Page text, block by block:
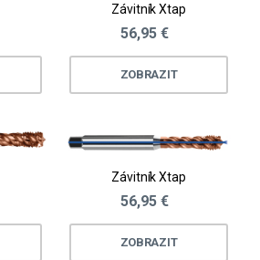
Závitník Xtap
56,95 €
ZOBRAZIT
Závitník Xtap
56,95 €
ZOBRAZIT